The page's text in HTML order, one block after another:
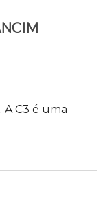
A C3 é uma